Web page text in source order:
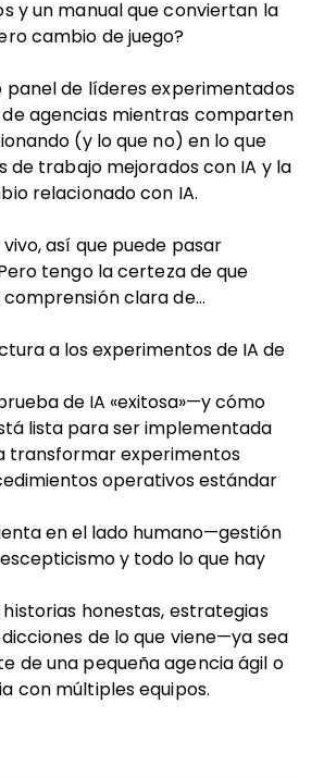
y un manual que conviertan la
cambio de juego?
panel de líderes experimentados
agencias mientras comparten
(y lo que no) en lo que
de trabajo mejorados con IA y la
relacionado con IA.
así que puede pasar
tengo la certeza de que
comprensión clara de…
a los experimentos de IA de
de IA «exitosa»—y cómo
lista para ser implementada
transformar experimentos
operativos estándar
en el lado humano—gestión
y todo lo que hay
honestas, estrategias
de lo que viene—ya sea
de una pequeña agencia ágil o
con múltiples equipos.